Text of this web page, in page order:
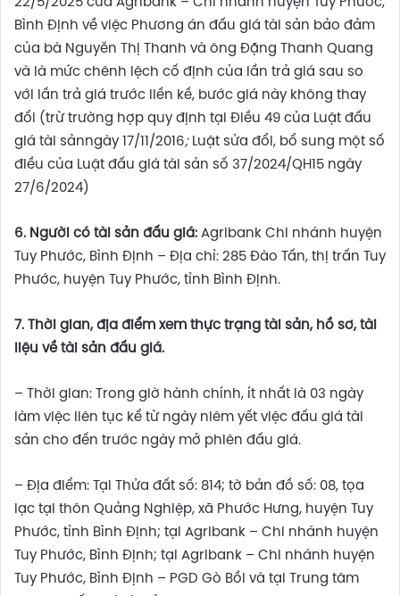
Bình Định về việc Phương án đấu giá tài sản bảo đảm
của bà Nguyễn Thị Thanh và ông Đặng Thanh Quang
và là mức chênh lệch cố định của lần trả giá sau so
với lần trả giá trước liền kề, bước giá này không thay
đổi (trừ trường hợp quy định tại Điều 49 của Luật đấu
giá tài sảnngày 17/11/2016; Luật sửa đổi, bổ sung một số
điều của Luật đấu giá tài sản số 37/2024/QH15 ngày
27/6/2024)
6. Người có tài sản đấu giá: Agribank Chi nhánh huyện
Tuy Phước, Bình Định – Địa chỉ: 285 Đào Tấn, thị trấn Tuy
Phước, huyện Tuy Phước, tỉnh Bình Định.
7. Thời gian, địa điểm xem thực trạng tài sản, hồ sơ, tài
liệu về tài sản đấu giá.
– Thời gian: Trong giờ hành chính, ít nhất là 03 ngày
làm việc liên tục kể từ ngày niêm yết việc đấu giá tài
sản cho đến trước ngày mở phiên đấu giá.
– Địa điểm: Tại Thửa đất số: 814; tờ bản đồ số: 08, tọa
lạc tại thôn Quảng Nghiệp, xã Phước Hưng, huyện Tuy
Phước, tỉnh Bình Định; tại Agribank – Chi nhánh huyện
Tuy Phước, Bình Định; tại Agribank – Chi nhánh huyện
Tuy Phước, Bình Định – PGD Gò Bồi và tại Trung tâm